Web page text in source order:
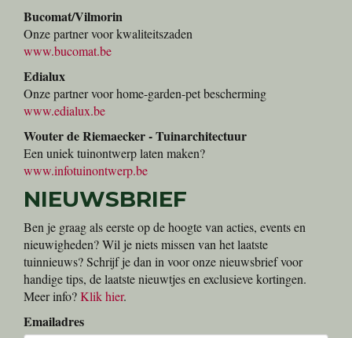
Bucomat/Vilmorin
Onze partner voor kwaliteitszaden
www.bucomat.be
Edialux
Onze partner voor home-garden-pet bescherming
www.edialux.be
Wouter de Riemaecker - Tuinarchitectuur
Een uniek tuinontwerp laten maken?
www.infotuinontwerp.be
NIEUWSBRIEF
Ben je graag als eerste op de hoogte van acties, events en
nieuwigheden? Wil je niets missen van het laatste
tuinnieuws? Schrijf je dan in voor onze nieuwsbrief voor
handige tips, de laatste nieuwtjes en exclusieve kortingen.
Meer info?Klik hier.
Emailadres